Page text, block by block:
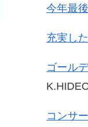
今年最
充実し
ゴール
コンサ